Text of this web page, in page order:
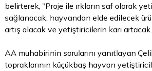
belirterek, "Proje ile ırkların saf olarak
sağlanacak, hayvandan elde edilecek
artış olacak ve yetiştiricilerin karı
AA muhabirinin sorularını yanıtlayan
topraklarının küçükbaş hayvan